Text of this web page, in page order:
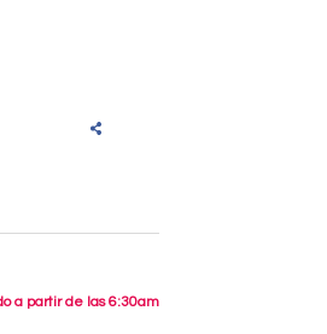
a partir de las 6:30am